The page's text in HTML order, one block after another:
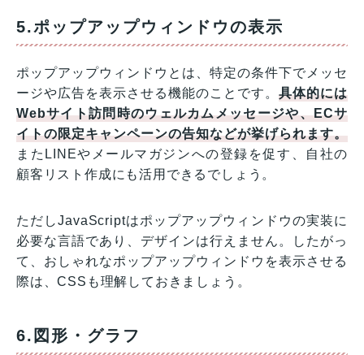
5.ポップアップウィンドウの表示
ポップアップウィンドウとは、特定の条件下でメッセ
ージや広告を表示させる機能のことです。具体的には
Webサイト訪問時のウェルカムメッセージや、ECサ
イトの限定キャンペーンの告知などが挙げられます。
またLINEやメールマガジンへの登録を促す、自社の
顧客リスト作成にも活用できるでしょう。
ただしJavaScriptはポップアップウィンドウの実装に
必要な言語であり、デザインは行えません。したがっ
て、おしゃれなポップアップウィンドウを表示させる
際は、CSSも理解しておきましょう。
6.図形・グラフ